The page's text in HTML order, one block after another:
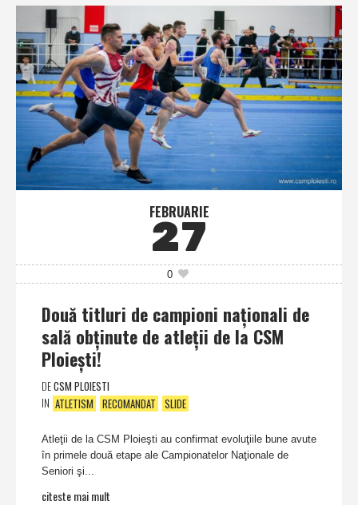
FEBRUARIE
27
0
Două titluri de campioni naţionali de
sală obţinute de atleţii de la CSM
Ploieşti!
DECSM PLOIESTI
IN ATLETISM RECOMANDAT SLIDE
Atleţii de la CSM Ploieşti au confirmat evoluţiile bune avute
în primele două etape ale Campionatelor Naţionale de
Seniori şi...
citeste mai mult